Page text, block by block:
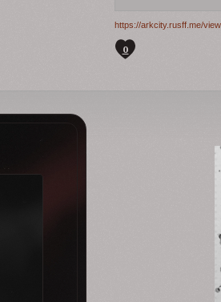
https://arkcity.rusff.me/
0